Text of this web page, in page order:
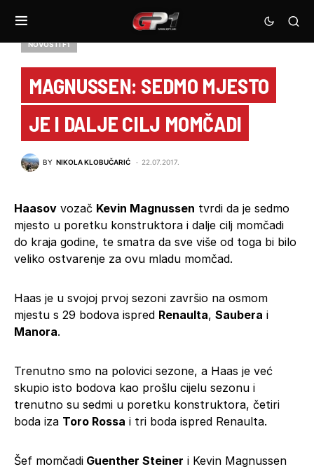
NOVOSTI F1
MAGNUSSEN: SEDMO MJESTO
JE I DALJE CILJ MOMČADI
BY NIKOLA KLOBUČARIĆ 22.07.2017.
Haasov vozač Kevin Magnussen tvrdi da je sedmo
mjesto u poretku konstruktora i dalje cilj momčadi
do kraja godine, te smatra da sve više od toga bi bilo
veliko ostvarenje za ovu mladu momčad.
Haas je u svojoj prvoj sezoni završio na osmom
mjestu s 29 bodova ispred Renaulta, Saubera i
Manora.
Trenutno smo na polovici sezone, a Haas je već
skupio isto bodova kao prošlu cijelu sezonu i
trenutno su sedmi u poretku konstruktora, četiri
boda iza Toro Rossa i tri boda ispred Renaulta.
Šef momčadi Guenther Steiner i Kevin Magnussen